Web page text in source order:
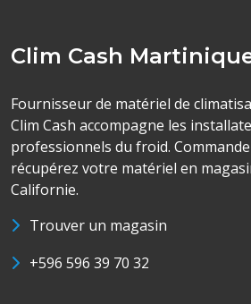
Clim Cash
Fournisseur de matériel de
Clim Cash accompagne les
professionnels du froid.
récupérez votre matériel en
Californie.
Trouver un magasin
+596 596 39 70 32